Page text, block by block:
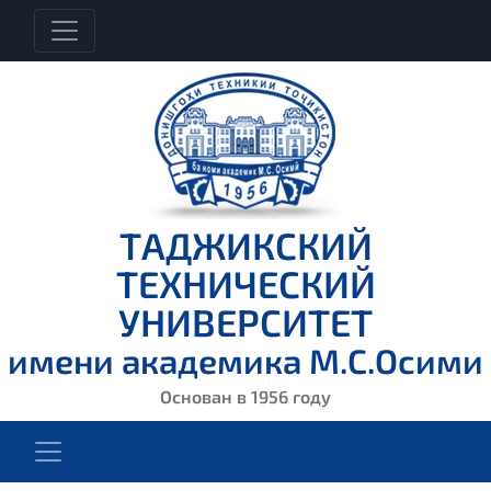
ТАДЖИКСКИЙ
ТЕХНИЧЕСКИЙ
УНИВЕРСИТЕТ
имени академика М.С.Осими
Основан в 1956 году